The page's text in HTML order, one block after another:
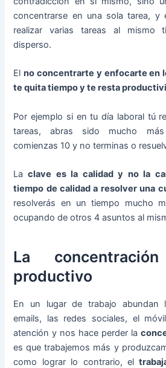
concentrarse en una sola tarea, y
realizar varias tareas al mismo
disperso.
Elno concentrarte y enfocarte en
te quita tiempo y te resta
Por ejemplo si en tu día laboral tú
tareas, abras sido mucho
comienzas 10 y no terminas o
La clave es la calidad y no la
tiempo de calidad a resolver una
resolverás en un tiempo mucho
ocupando de otros 4 asuntos al
La
productivo
En un lugar de trabajo abundan
emails, las redes sociales, el
atención y nos hace perder la
es que trabajemos más y
como lograr lo contrario, el